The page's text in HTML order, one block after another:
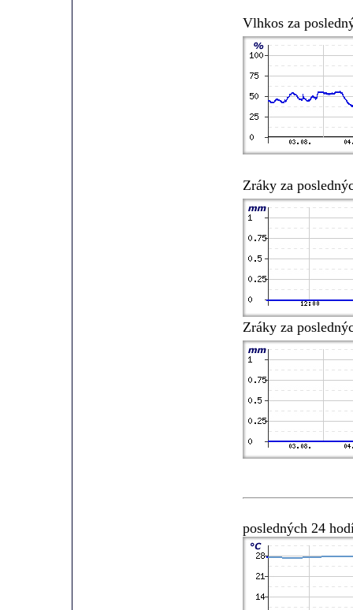
Vlhkos za
Zráky za
Zráky za
posledných 24